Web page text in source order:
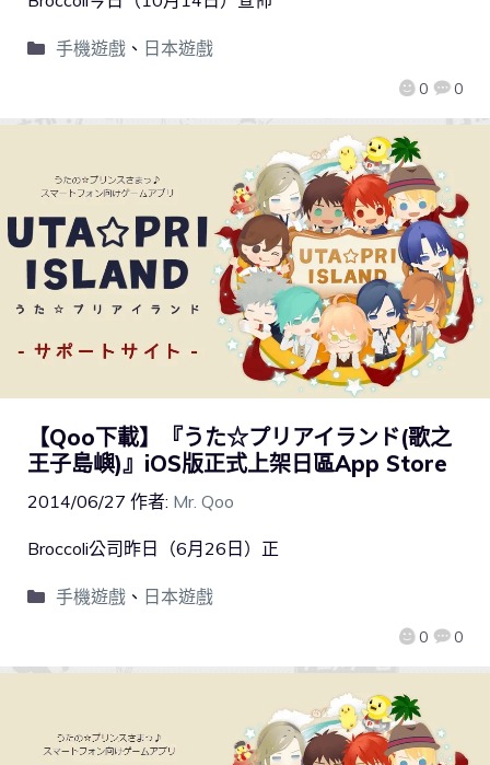
0 0
手機遊戲、 日本遊戲
【Qoo下載】『うた☆プリアイランド(歌之
王子島嶼)』iOS版正式上架日區App Store
2014/06/27 作者: Mr. Qoo
0 0
Broccoli公司昨日（6月26日）正
手機遊戲、 日本遊戲